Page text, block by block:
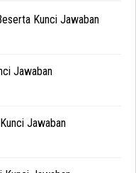
Kunci Jawaban
Jawaban
Jawaban